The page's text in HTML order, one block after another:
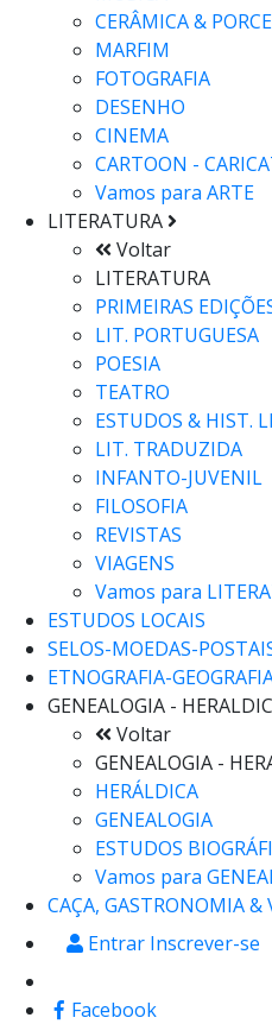
CERÂMICA &
MARFIM
FOTOGRAFIA
DESENHO
CINEMA
CARTOON -
Vamos para ARTE
LITERATURA
Voltar
LITERATURA
PRIMEIRAS
LIT. PORTUGUESA
POESIA
TEATRO
ESTUDOS & HIST.
LIT. TRADUZIDA
INFANTO-JUVENIL
FILOSOFIA
REVISTAS
VIAGENS
Vamos para
ESTUDOS LOCAIS
SELOS-MOEDAS-
ETNOGRAFIA-
GENEALOGIA -
Voltar
GENEALOGIA -
HERÁLDICA
GENEALOGIA
ESTUDOS
Vamos para
CAÇA, GASTRONOMIA &
Entrar Inscrever-se
Facebook